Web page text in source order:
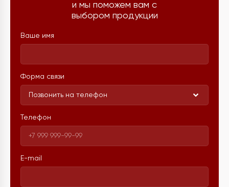
и мы поможем вам с
выбором продукции
Ваше имя
Форма связи
Позвонить на телефон
Телефон
E-mail